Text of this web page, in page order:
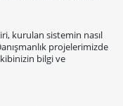
kurulan sistemin nasıl
projelerimizde
bilgi ve